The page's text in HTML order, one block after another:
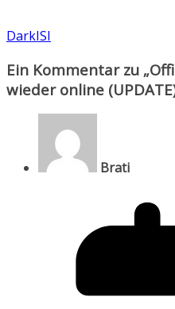
DarkISI
Ein Kommentar zu „
wieder online
Brati